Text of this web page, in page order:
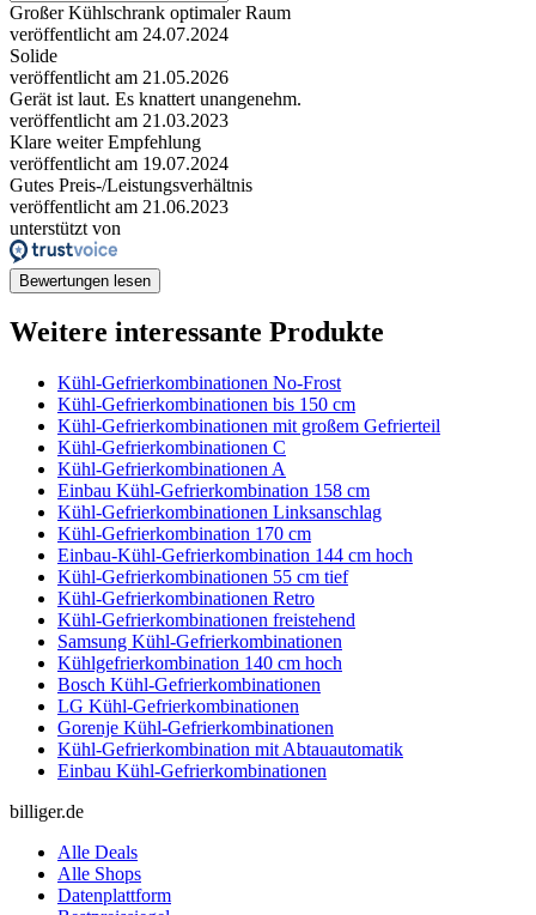
Großer Kühlschrank optimaler Raum
veröffentlicht am 24.07.2024
Solide
veröffentlicht am 21.05.2026
Gerät ist laut. Es knattert unangenehm.
veröffentlicht am 21.03.2023
Klare weiter Empfehlung
veröffentlicht am 19.07.2024
Gutes Preis-/Leistungsverhältnis
veröffentlicht am 21.06.2023
unterstützt von
Bewertungen lesen
Weitere interessante Produkte
Kühl-Gefrierkombinationen No-Frost
Kühl-Gefrierkombinationen bis 150 cm
Kühl-Gefrierkombinationen mit großem Gefrierteil
Kühl-Gefrierkombinationen C
Kühl-Gefrierkombinationen A
Einbau Kühl-Gefrierkombination 158 cm
Kühl-Gefrierkombinationen Linksanschlag
Kühl-Gefrierkombination 170 cm
Einbau-Kühl-Gefrierkombination 144 cm hoch
Kühl-Gefrierkombinationen 55 cm tief
Kühl-Gefrierkombinationen Retro
Kühl-Gefrierkombinationen freistehend
Samsung Kühl-Gefrierkombinationen
Kühlgefrierkombination 140 cm hoch
Bosch Kühl-Gefrierkombinationen
LG Kühl-Gefrierkombinationen
Gorenje Kühl-Gefrierkombinationen
Kühl-Gefrierkombination mit Abtauautomatik
Einbau Kühl-Gefrierkombinationen
billiger.de
Alle Deals
Alle Shops
Datenplattform